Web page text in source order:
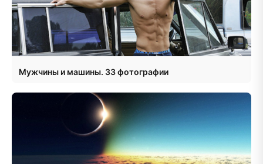
Мужчины и машины. 33 фотографии